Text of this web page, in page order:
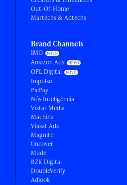
Out-Of-Home
Martechs & Adtechs
Brand Channels
IMO
Amazon Ads
OPL Digital
Impulso
PicPay
Nós Inteligência
Vistar Media
Machina
Viasat Ads
Magnite
Uncover
Mude
RZK Digital
DoubleVerify
Adlook